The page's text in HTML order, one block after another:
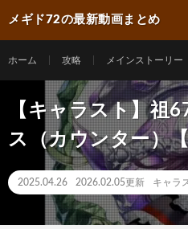
メギド72の最新動画まとめ
ホーム 攻略 メインストーリー
【キャラスト】祖
ス（カウンター）
2025.04.26 2026.02.05更新 キャラ